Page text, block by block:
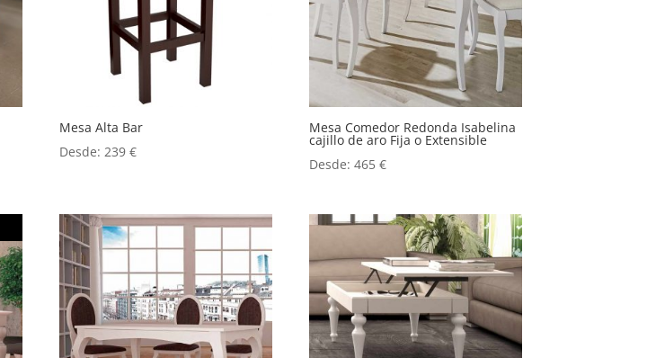
Mesa Alta Bar
Desde:239€
Mesa Comedor Redonda Isabelina
cajillo de aro Fija o Extensible
Desde:465€